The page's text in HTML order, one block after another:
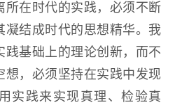
所在时代的实践，必须不断
凝结成时代的思想精华。我
践基础上的理论创新，而不
想，必须坚持在实践中发现
实践来实现真理、检验真